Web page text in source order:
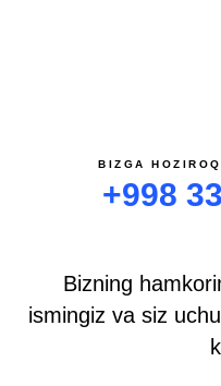
BIZGA
+998
Bizning
ismingiz va siz